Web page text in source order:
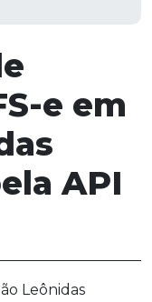
e em
API
Leônidas